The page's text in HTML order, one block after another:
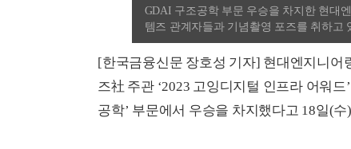
GDAI 구조공학 부문 우승을 차지한 현대
템즈 관계자들과 기념촬영 포즈를 취하고
[한국금융신문 장호성 기자] 현대엔지니어
즈社 주관 ‘2023 고잉디지털 인프라 어워
공학’ 부문에서 우승을 차지했다고 18일(수